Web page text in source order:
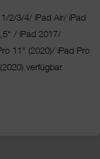
2/3/4/ iPad Air/ iPad
/ iPad 2017/
11“ (2020)/ iPad Pro
verfügbar.